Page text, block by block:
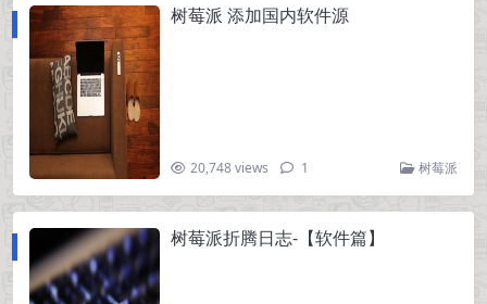
树莓派 添加国内软件源
20,748 views 1 树莓派
树莓派折腾日志-【软件篇】